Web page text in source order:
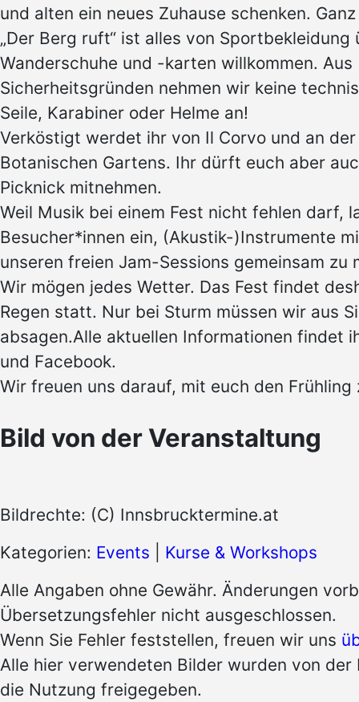
und alten ein neues Zuhause schenken.
„Der Berg ruft“ ist alles von Sportbekleidung
Wanderschuhe und -karten willkommen. Aus
Sicherheitsgründen nehmen wir keine
Seile, Karabiner oder Helme an!
Verköstigt werdet ihr von Il Corvo und an
Botanischen Gartens. Ihr dürft euch aber
Picknick mitnehmen.
Weil Musik bei einem Fest nicht fehlen darf,
Besucher*innen ein, (Akustik-)Instrumente
unseren freien Jam-Sessions gemeinsam zu
Wir mögen jedes Wetter. Das Fest findet
Regen statt. Nur bei Sturm müssen wir aus
absagen.Alle aktuellen Informationen findet
und Facebook.
Wir freuen uns darauf, mit euch den Frühling
Bild von der Veranstaltung
Bildrechte: (C) Innsbrucktermine.at
Kategorien: Events
Kurse & Workshops
Alle Angaben ohne Gewähr. Änderungen
Übersetzungsfehler nicht ausgeschlossen.
Wenn Sie Fehler feststellen, freuen wir uns
Alle hier verwendeten Bilder wurden von
die Nutzung freigegeben.